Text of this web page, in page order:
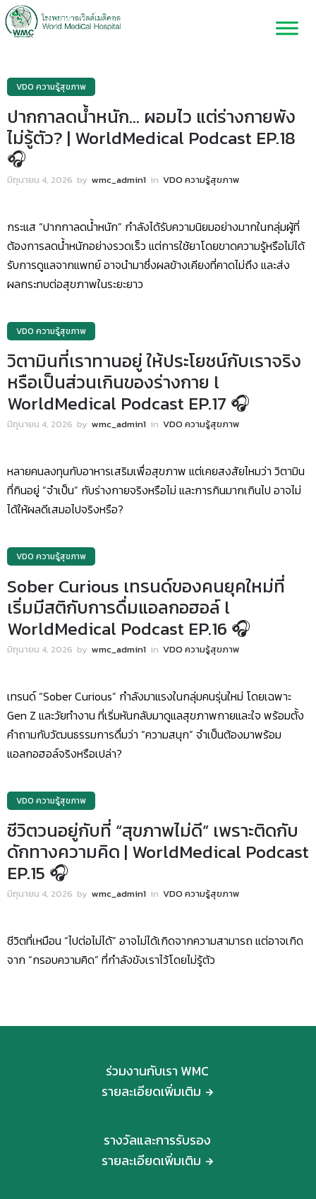
VDO ความรู้สุขภาพ
ปากกาลดน้ำหนัก… ผอมไว แต่ร่างกายพัง
ไม่รู้ตัว? | WorldMedical Podcast EP.18
🎧
มิถุนายน 4, 2026 by wmc_admin1 in VDO ความรู้สุขภาพ
กระแส “ปากกาลดน้ำหนัก” กำลังได้รับความนิยมอย่างมากในกลุ่มผู้ที่
ต้องการลดน้ำหนักอย่างรวดเร็ว แต่การใช้ยาโดยขาดความรู้หรือไม่ได้
รับการดูแลจากแพทย์ อาจนำมาซึ่งผลข้างเคียงที่คาดไม่ถึง และส่ง
ผลกระทบต่อสุขภาพในระยะยาว
VDO ความรู้สุขภาพ
วิตามินที่เราทานอยู่ ให้ประโยชน์กับเราจริง
หรือเป็นส่วนเกินของร่างกาย l
WorldMedical Podcast EP.17 🎧
มิถุนายน 4, 2026 by wmc_admin1 in VDO ความรู้สุขภาพ
หลายคนลงทุนกับอาหารเสริมเพื่อสุขภาพ แต่เคยสงสัยไหมว่า วิตามิน
ที่กินอยู่ “จำเป็น” กับร่างกายจริงหรือไม่ และการกินมากเกินไป อาจไม่
ได้ให้ผลดีเสมอไปจริงหรือ?
VDO ความรู้สุขภาพ
Sober Curious เทรนด์ของคนยุคใหม่ที่
เริ่มมีสติกับการดื่มแอลกอฮอล์ l
WorldMedical Podcast EP.16 🎧
มิถุนายน 4, 2026 by wmc_admin1 in VDO ความรู้สุขภาพ
เทรนด์ “Sober Curious” กำลังมาแรงในกลุ่มคนรุ่นใหม่ โดยเฉพาะ
Gen Z และวัยทำงาน ที่เริ่มหันกลับมาดูแลสุขภาพกายและใจ พร้อมตั้ง
คำถามกับวัฒนธรรมการดื่มว่า “ความสนุก” จำเป็นต้องมาพร้อม
แอลกอฮอล์จริงหรือเปล่า?
VDO ความรู้สุขภาพ
ชีวิตวนอยู่กับที่ “สุขภาพไม่ดี” เพราะติดกับ
ดักทางความคิด | WorldMedical Podcast
EP.15 🎧
มิถุนายน 4, 2026 by wmc_admin1 in VDO ความรู้สุขภาพ
ชีวิตที่เหมือน “ไปต่อไม่ได้” อาจไม่ได้เกิดจากความสามารถ แต่อาจเกิด
จาก “กรอบความคิด” ที่กำลังขังเราไว้โดยไม่รู้ตัว
ร่วมงานกับเรา WMC
รายละเอียดเพิ่มเติม
รางวัลและการรับรอง
รายละเอียดเพิ่มเติม